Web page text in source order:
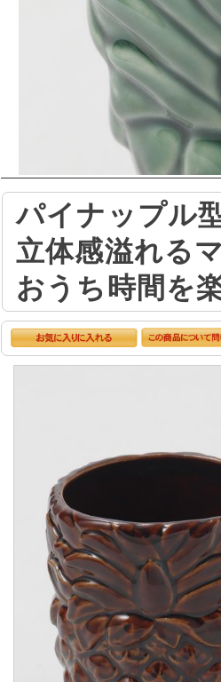
パイナップル
立体感溢れる
おうち時間を